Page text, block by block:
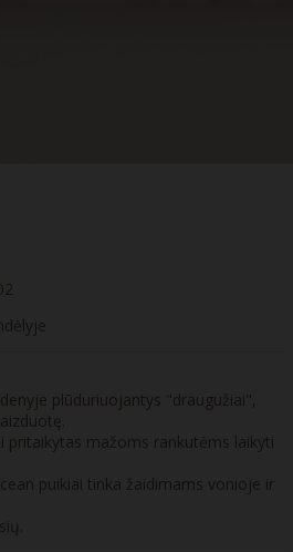
plūduriuojantys "draugužiai",
pritaikytas mažoms rankutėms laikyti
puikiai tinka žaidimams vonioje ir